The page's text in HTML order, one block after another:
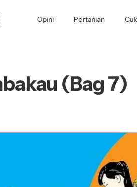
Opini Pertanian
(Bag 7)